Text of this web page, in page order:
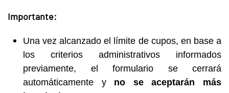
Importante:
Una vez alcanzado el límite de cupos, en base a
los criterios administrativos informados
previamente, el formulario se cerrará
automáticamente y no se aceptarán más